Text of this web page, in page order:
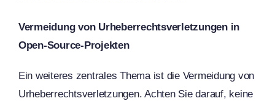
Vermeidung von Urheberrechtsverletzungen in
Open-Source-Projekten
Ein weiteres zentrales Thema ist die Vermeidung von
Urheberrechtsverletzungen. Achten Sie darauf, keine